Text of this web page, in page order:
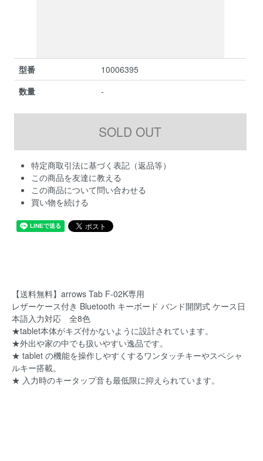
型番
10006395
数量
-
特定商取引法に基づく表記（返品等）
この商品を友達に教える
この商品について問い合わせる
買い物を続ける
【送料無料】arrows Tab F-02K専用
レザーケース付き Bluetooth キーボード バンド開閉式 ケース日
本語入力対応 全8色
★tablet本体がキズ付かないように設計されています。
★外出や家の中でも扱いやすい逸品です。
★ tablet の機能を操作しやすくするワンタッチキーやスペシャ
ルキー搭載。
★ 入力時のキータップ音も最低限に抑えられています。